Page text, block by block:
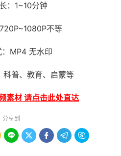
：1~10分钟
不等
MP4 无水印
科普、教育、启蒙等
素材 请点击此处直达
分享到
    